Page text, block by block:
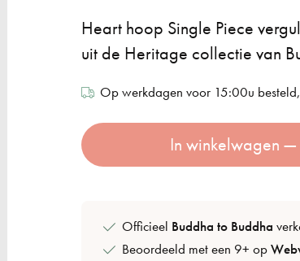
Heart hoop Single Piece
uit de Heritage collectie van
Op werkdagen voor 15:00u
In winkelwagen
Officieel Buddha to Buddha
Beoordeeld met een 9+ op